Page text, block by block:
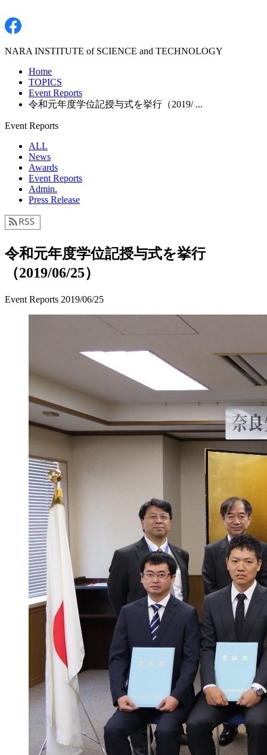
NARA INSTITUTE of SCIENCE and TECHNOLOGY
Home
TOPICS
Event Reports
令和元年度学位記授与式を挙行（2019/ ...
Event Reports
ALL
News
Awards
Event Reports
Admin.
Press Release
令和元年度学位記授与式を挙行
（2019/06/25）
Event Reports 2019/06/25